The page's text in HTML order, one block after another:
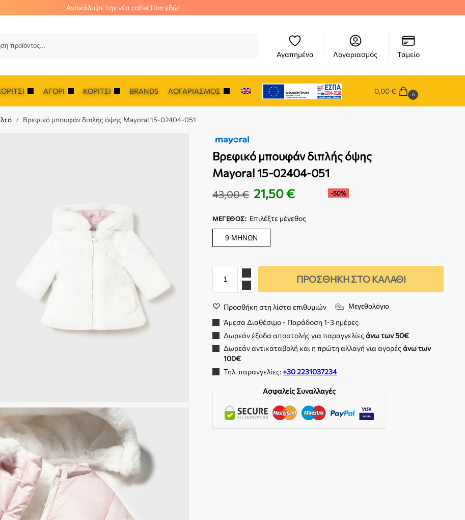
Ανακάλυψε την νέα collection εδώ!
Αγαπημένα Λογαριασμός Ταμείο
ΑΓΌΡΙ ΚΟΡΊΤΣΙ BRANDS ΛΟΓΑΡΙΑΣΜΌΣ 0,00€ 0
/ Βρεφικό μπουφάν διπλής όψης Mayoral 15-02404-051
Βρεφικό μπουφάν διπλής όψης
Mayoral 15-02404-051
43,00€ 21,50€ -50%
ΜΈΓΕΘΟΣ: Επιλέξτε μέγεθος
9 ΜΗΝΏΝ
ΠΡΟΣΘΉΚΗ ΣΤΟ ΚΑΛΆΘΙ
Προσθήκη στη λίστα επιθυμιών Μεγεθολόγιο
Άμεσα Διαθέσιμο - Παράδοση 1-3 ημέρες
Δωρεάν έξοδα αποστολής για παραγγελίεςάνω των 50€
Δωρεάν αντικαταβολή και η πρώτη αλλαγή για αγορέςάνω των
100€
Τηλ. παραγγελίες:+30 2231037234
Ασφαλείς Συναλλαγές